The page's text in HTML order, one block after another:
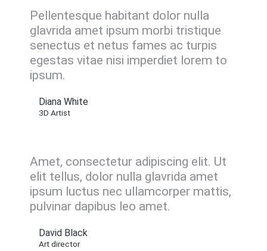
Pellentesque habitant dolor nulla
glavrida amet ipsum morbi tristique
senectus et netus fames ac turpis
egestas vitae nisi imperdiet lorem to
ipsum.
Diana White
3D Artist
Amet, consectetur adipiscing elit. Ut
elit tellus, dolor nulla glavrida amet
ipsum luctus nec ullamcorper mattis,
pulvinar dapibus leo amet.
David Black
Art director